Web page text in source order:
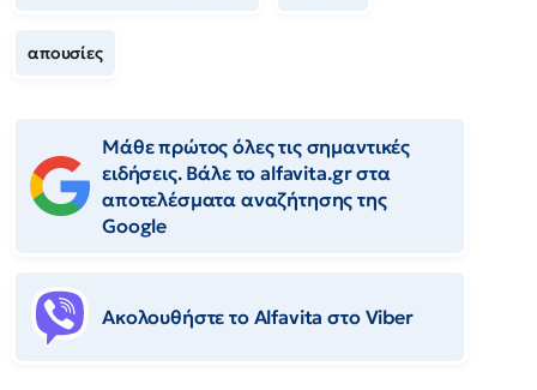
απουσίες
Μάθε πρώτος όλες τις σημαντικές
ειδήσεις. Βάλε το alfavita.gr στα
αποτελέσματα αναζήτησης της
Google
Ακολουθήστε το Αlfavita στο Viber